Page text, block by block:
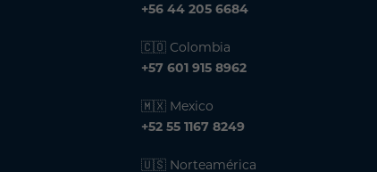
+56 44 205 6684
🇨🇴 Colombia
+57 601 915 8962
🇲🇽 Mexico
+52 55 1167 8249
🇺🇸 Norteamérica